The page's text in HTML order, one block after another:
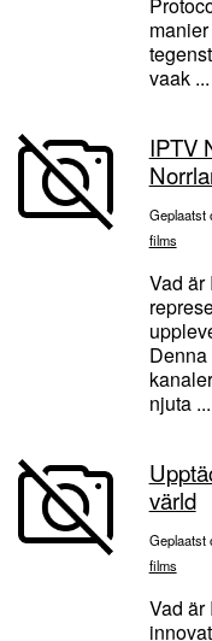
vaak ...
IPTV
Geplaatst
films
Vad är
njuta ...
värld
Geplaatst
films
Vad är